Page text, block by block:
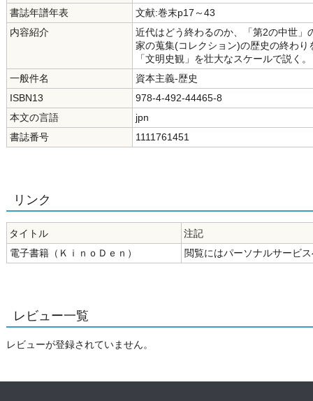
書誌年譜年表
文献:巻末p17～43
内容紹介
近代はどう終わるのか、「第2の中世
家の蒐集(コレクション)の歴史の終わ
「文明史観」を壮大なスケールで説く。
一般件名
資本主義-歴史
ISBN13
978-4-492-44465-8
本文の言語
jpn
書誌番号
1111761451
リンク
タイトル
注記
電子書籍（ＫｉｎｏＤｅｎ）
閲覧にはパーソナルサービ
レビュー一覧
レビューが登録されていません。